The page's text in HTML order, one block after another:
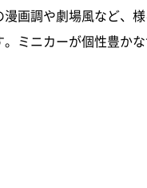
画調や劇場風など、
ミニカーが個性豊か